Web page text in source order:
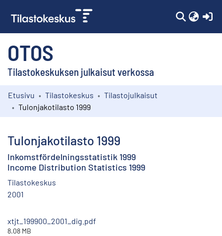
OTOS
Tilastokeskuksen julkaisut verkossa
Kokoelmat
Etusivu Tilastokeskus
Tilastojulkaisut
Tulonjakotilasto 1999
Tulonjakotilasto 1999
Inkomstfördelningsstatistik 1999
Income Distribution Statistics 1999
Tilastokeskus
2001
xtjt_199900_2001_dig.pdf
8.08 MB